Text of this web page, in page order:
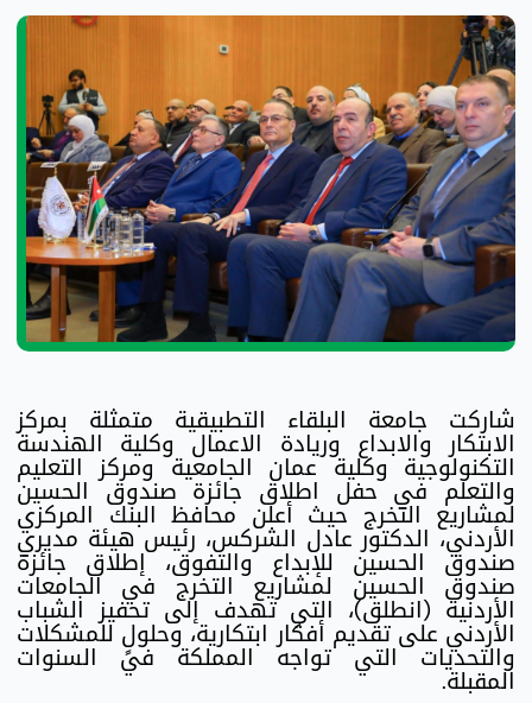
شاركت جامعة البلقاء التطبيقية متمثلة بمركز
الابتكار والابداع وريادة الاعمال وكلية الهندسة
التكنولوجية وكلية عمان الجامعية ومركز التعليم
والتعلم في حفل اطلاق جائزة صندوق الحسين
لمشاريع التخرج حيث أعلن محافظ البنك المركزي
الأردني، الدكتور عادل الشركس، رئيس هيئة مديري
صندوق الحسين للإبداع والتفوق، إطلاق جائزة
صندوق الحسين لمشاريع التخرج في الجامعات
الأردنية (انطلق)، التي تهدف إلى تحفيز الشباب
الأردني على تقديم أفكار ابتكارية، وحلولٍ للمشكلات
والتحديات التي تواجه المملكة في السنوات
المقبلة.